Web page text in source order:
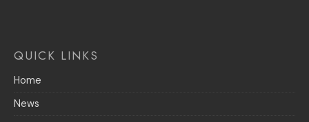
QUICK LINKS
Home
News